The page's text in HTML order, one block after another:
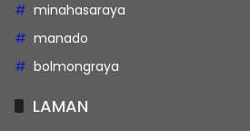
minahasaraya
manado
bolmongraya
LAMAN